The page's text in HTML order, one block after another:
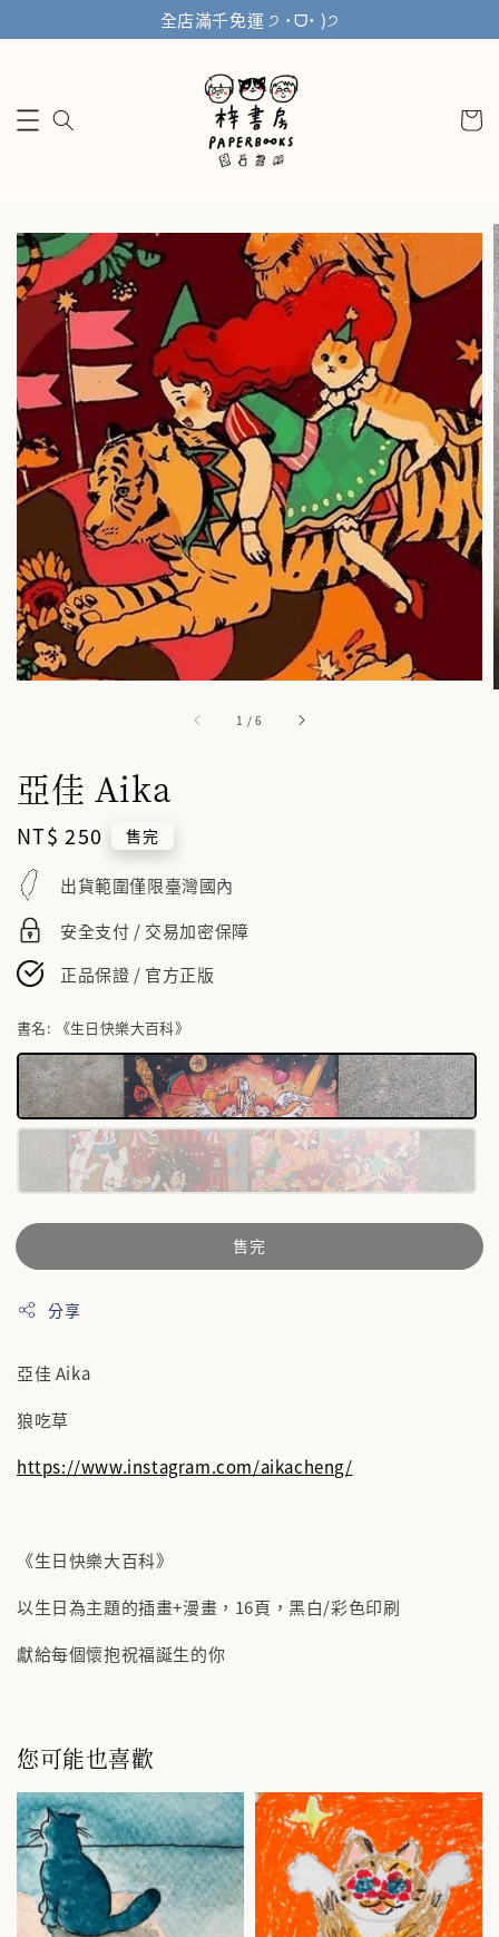
全店滿千免運 ੭ ˙ᗜ˙ )੭
1 /6
亞佳 Aika
Regular
price
NT$ 250 售完
出貨範圍僅限臺灣國內
安全支付 / 交易加密保障
正品保證 / 官方正版
書名: 《生日快樂大百科》
售完
分享
亞佳 Aika
狼吃草
https://www.instagram.com/aikacheng/
《生日快樂大百科》
以生日為主題的插畫+漫畫，16頁，黑白/彩色印刷
獻給每個懷抱祝福誕生的你
您可能也喜歡